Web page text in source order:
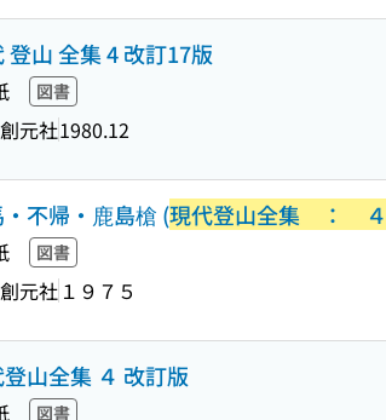
登山 全集 4 改訂17版
図書
元社1980.12
・不帰・鹿島槍 (現代登山全集 ： ４
図書
元社 １９７５
山全集 ４ 改訂版
図書